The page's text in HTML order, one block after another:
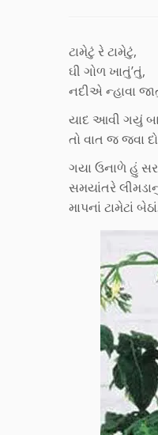
ટામેટું રે ટામેટું,
ઘી ગોળ ખાતું’તું,
નદીએ ન્હાવા
યાદ આવી ગયું
તો વાત જ જવા
ગયા ઉનાળે હું
સમયાંતરે
માપનાં ટામેટાં બેઠાં.